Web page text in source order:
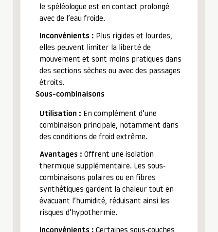
le spéléologue est en contact prolongé
avec de l’eau froide.
Inconvénients : Plus rigides et lourdes,
elles peuvent limiter la liberté de
mouvement et sont moins pratiques dans
des sections sèches ou avec des passages
étroits.
Sous-combinaisons
Utilisation : En complément d’une
combinaison principale, notamment dans
des conditions de froid extrême.
Avantages : Offrent une isolation
thermique supplémentaire. Les sous-
combinaisons polaires ou en fibres
synthétiques gardent la chaleur tout en
évacuant l’humidité, réduisant ainsi les
risques d’hypothermie.